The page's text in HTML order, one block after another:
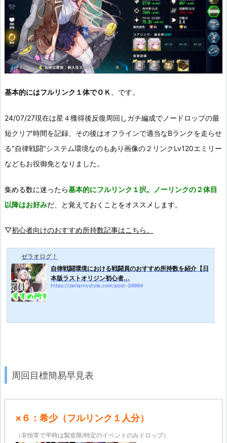
基本的にはフルリンク１体でＯＫ 、です。
24/07/27現在は星４獲得後反復周回しガチ編成でノードロップの最
短クリア時間を記録、その後はオフラインで適当なBランクを走らせ
る"自律戦闘"システム環境なのもあり画像の２リンクLv120エミリー
などもお役御免となりました。
集める数に迷ったら基本的にフルリンク１択。ノーリンクの２体目
以降はお好みだ、と覚えておくことをオススメします。
▽初心者向けのおすすめ所持数記事はこちら。
ゼラオログ！
自律戦闘環境における戦闘員のおすすめ所持数を紹介【日
本版ラストオリジン初心者...
https://zerlarnystyle.com/post-34994
周回目標簡易早見表
×６：希少（フルリンク１人分）
（非恒常で平時は製造限/特定のイベントのみドロップ）